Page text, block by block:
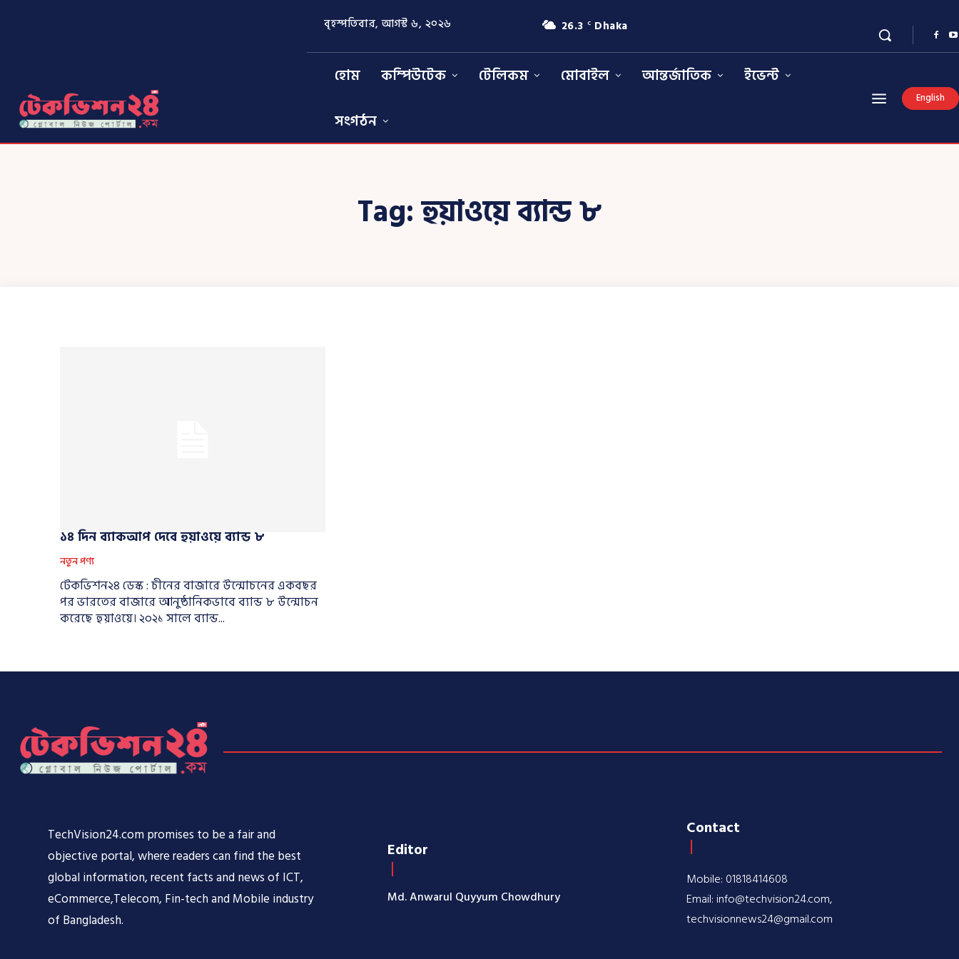
বৃহস্পতিবার, আগস্ট ৬, ২০২৬ 26.3 C Dhaka
হোম কম্পিউটেক টেলিকম মোবাইল আন্তর্জাতিক
ইভেন্ট
সংগঠন
English
Tag:হুয়াওয়ে ব্যান্ড ৮
১৪ দিন ব্যাকআপ দেবে হুয়াওয়ে ব্যান্ড ৮
নতুন পণ্য
টেকভিশন২৪ ডেস্ক : চীনের বাজারে উন্মোচনের একবছর
পর ভারতের বাজারে আনুষ্ঠানিকভাবে ব্যান্ড ৮ উন্মোচন
করেছে হুয়াওয়ে। ২০২১ সালে ব্যান্ড...
TechVision24.com promises to be a fair and
objective portal, where readers can find the best
global information, recent facts and news of ICT,
eCommerce,Telecom, Fin-tech and Mobile industry
of Bangladesh.
Editor
Md. Anwarul Quyyum Chowdhury
Contact
Mobile: 01818414608
Email: info@techvision24.com,
techvisionnews24@gmail.com